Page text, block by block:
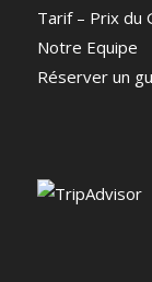
Tarif – Prix du
Notre Equipe
Réserver un